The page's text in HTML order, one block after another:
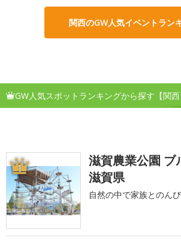
関西のGW人気イベントラン
GW人気スポットランキングから探す【関西
1
滋賀農業公園 ブ
滋賀県
自然の中で家族とのん